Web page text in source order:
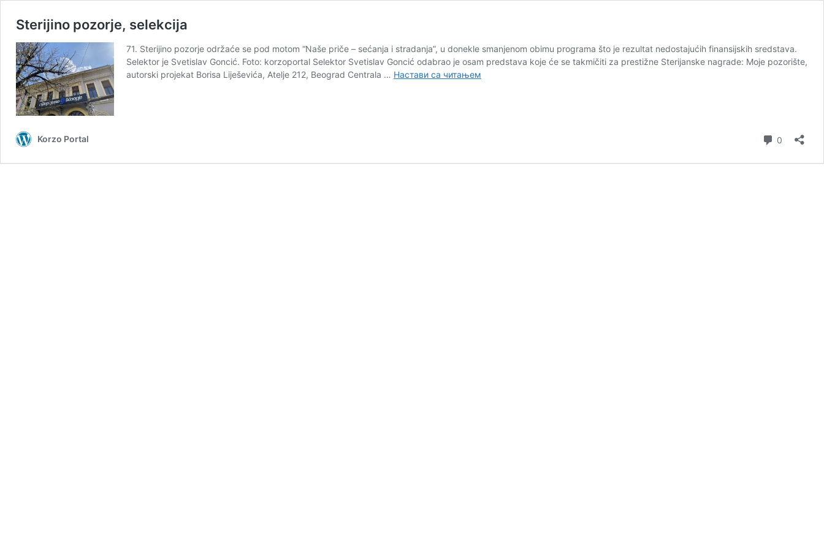
Sterijino pozorje, selekcija
71. Sterijino pozorje održaće se pod motom “Naše priče – sećanja i stradanja”, u donekle smanjenom obimu programa što je rezultat nedostajućih finansijskih sredstava.
Selektor je Svetislav Goncić. Foto: korzoportal Selektor Svetislav Goncić odabrao je osam predstava koje će se takmičiti za prestižne Sterijanske nagrade: Moje pozorište,
autorski projekat Borisa Liješevića, Atelje 212, Beograd Centrala … Настави са читањем
Korzo Portal 0